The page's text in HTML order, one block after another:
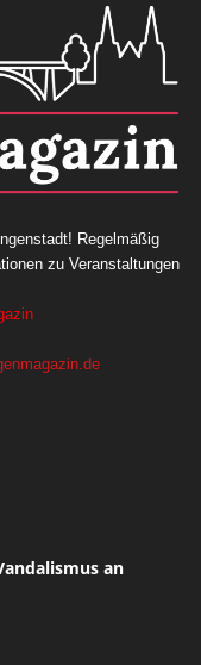
Regelmäßig
zu Veranstaltungen
an